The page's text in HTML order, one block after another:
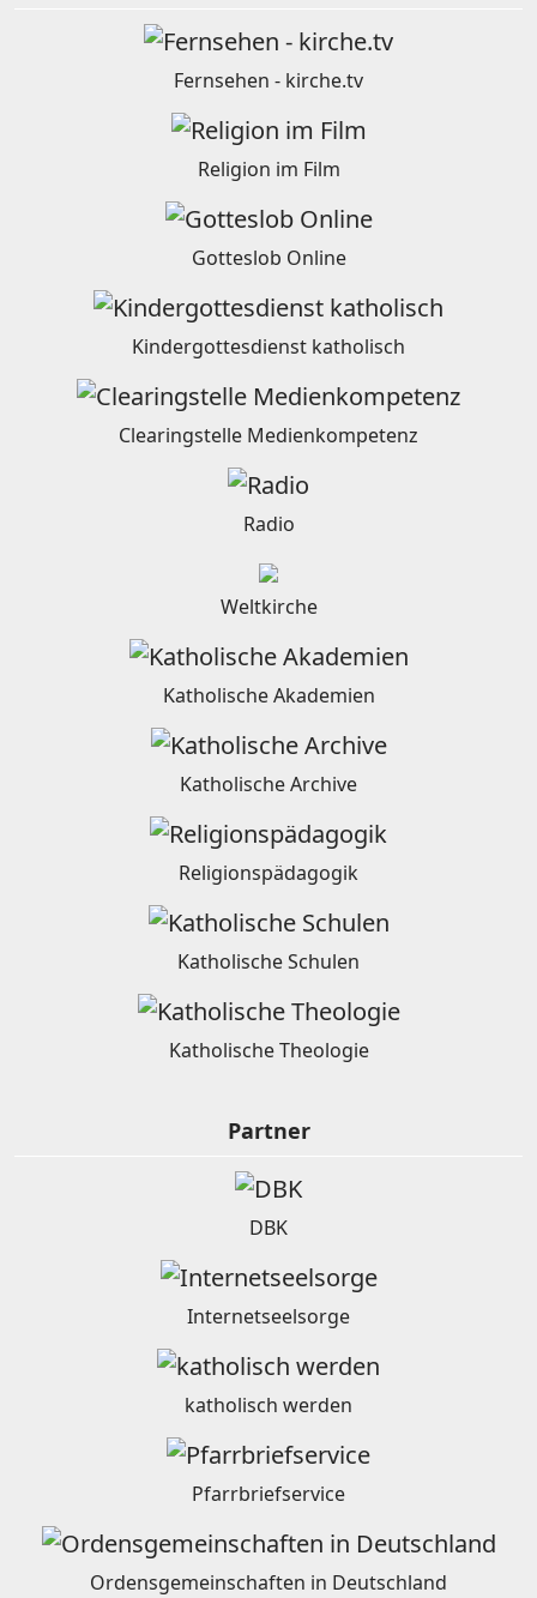
Fernsehen - kirche.tv
Religion im Film
Gotteslob Online
Kindergottesdienst katholisch
Clearingstelle Medienkompetenz
Radio
Weltkirche
Katholische Akademien
Katholische Archive
Religionspädagogik
Katholische Schulen
Katholische Theologie
Partner
DBK
Internetseelsorge
katholisch werden
Pfarrbriefservice
Ordensgemeinschaften in Deutschland